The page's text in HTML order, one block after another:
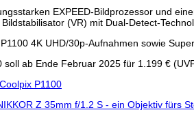
EXPEED-Bildprozessor und
(VR) mit Dual-Detect-
4K UHD/30p-Aufnahmen sowie
soll ab Ende Februar 2025 für 1.199 €
P1100
Z 35mm f/1.2 S - ein Objektiv fürs